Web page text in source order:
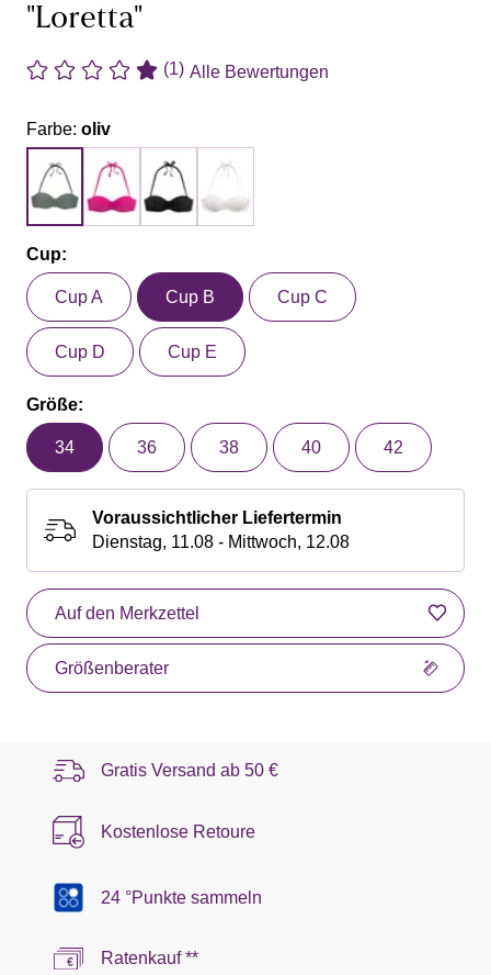
"Loretta"
(1) Alle Bewertungen
Farbe: oliv
Cup:
Cup A Cup B Cup C
Cup D Cup E
Größe:
34 36 38 40 42
Voraussichtlicher Liefertermin
Dienstag, 11.08 - Mittwoch, 12.08
Auf den Merkzettel
Größenberater
Gratis Versand ab 50 €
Kostenlose Retoure
24 °Punkte sammeln
Ratenkauf **